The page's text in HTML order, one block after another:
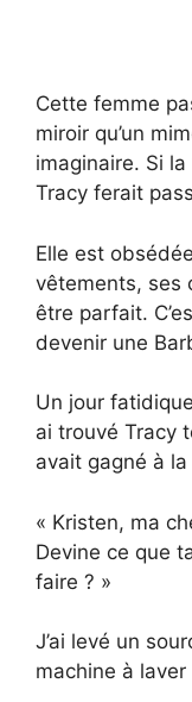
Cette femme
miroir qu’un
imaginaire. Si
Tracy ferait
Elle est
vêtements, ses
être parfait.
devenir une
Un jour
ai trouvé Tracy
avait gagné à
« Kristen, ma
Devine ce que
faire ? »
J’ai levé un
machine à